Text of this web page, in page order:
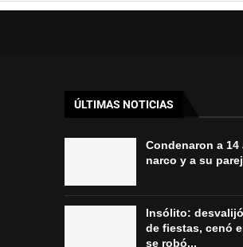
ÚLTIMAS NOTICIAS
Condenaron a 14
narco y a su
Insólito:
de fiestas, cenó
se robó...